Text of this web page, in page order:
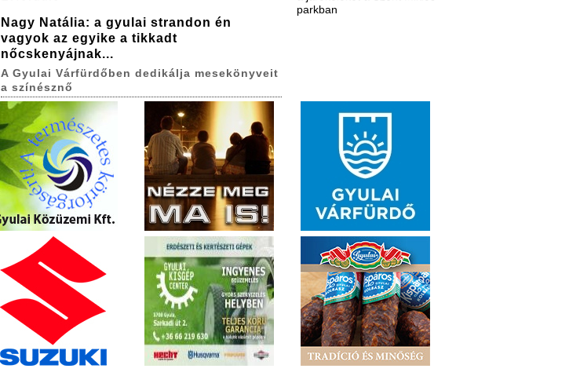
parkban
Nagy Natália: a gyulai strandon én
vagyok az egyike a tikkadt
nőcskenyájnak...
A Gyulai Várfürdőben dedikálja mesekönyveit
a színésznő